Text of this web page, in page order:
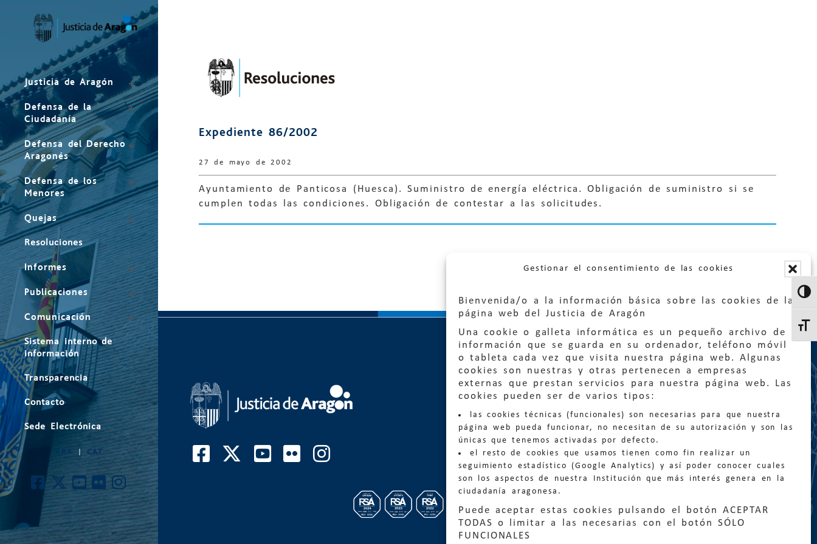
Gestionar el consentimiento de las cookies
Bienvenida/o a la información básica sobre las cookies de la
página web del Justicia de Aragón
Una cookie o galleta informática es un pequeño archivo de
información que se guarda en su ordenador, teléfono móvil
o tableta cada vez que visita nuestra página web. Algunas
cookies son nuestras y otras pertenecen a empresas
externas que prestan servicios para nuestra página web. Las
cookies pueden ser de varios tipos:
las cookies técnicas (funcionales) son necesarias para que nuestra
página web pueda funcionar, no necesitan de su autorización y son las
únicas que tenemos activadas por defecto.
el resto de cookies que usamos tienen como fin realizar un
seguimiento estadístico (Google Analytics) y así poder conocer cuales
son los aspectos de nuestra Institución que más interés genera en la
ciudadanía aragonesa.
Puede aceptar estas cookies pulsando el botón ACEPTAR
TODAS o limitar a las necesarias con el botón SÓLO
FUNCIONALES
Justicia de Aragón
Defensa de la
Ciudadanía
Defensa del Derecho
Aragonés
Defensa de los
Menores
Quejas
Resoluciones
Informes
Publicaciones
Comunicación
Sistema interno de
información
Transparencia
Contacto
Sede Electrónica
CAT
Expediente 86/2002
27 de mayo de 2002
Ayuntamiento de Panticosa (Huesca). Suministro de energía eléctrica. Obligación de suministro si se
cumplen todas las condiciones. Obligación de contestar a las solicitudes.
Quejas:quejas@eljusticiadearagon.es
Información general:
informacion@eljusticiadearagon.es
Teléfonos: 900 210 210/ 976 399 354